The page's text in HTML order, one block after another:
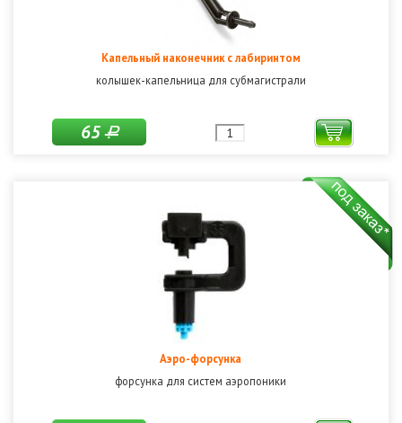
Капельный наконечник с лабиринтом
колышек-капельница для субмагистрали
65Р
Аэро-форсунка
форсунка для систем аэропоники